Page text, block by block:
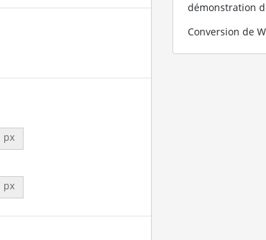
px
px
démonstration
Conversion de